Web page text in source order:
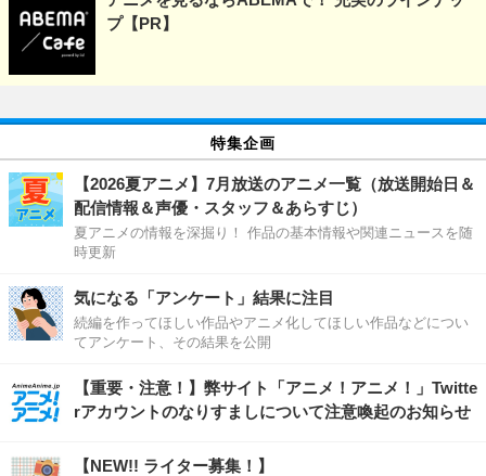
プ【PR】
特集企画
【2026夏アニメ】7月放送のアニメ一覧（放送開始日＆
配信情報＆声優・スタッフ＆あらすじ）
夏アニメの情報を深掘り！ 作品の基本情報や関連ニュースを随
時更新
気になる「アンケート」結果に注目
続編を作ってほしい作品やアニメ化してほしい作品などについ
てアンケート、その結果を公開
【重要・注意！】弊サイト「アニメ！アニメ！」Twitte
rアカウントのなりすましについて注意喚起のお知らせ
【NEW!! ライター募集！】